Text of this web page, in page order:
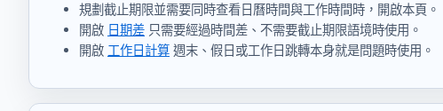
規劃截止期限並需要同時查看日曆時間與工作時間時，開啟本頁。
開啟 日期差 只需要經過時間差、不需要截止期限語境時使用。
開啟 工作日計算 週末、假日或工作日跳轉本身就是問題時使用。